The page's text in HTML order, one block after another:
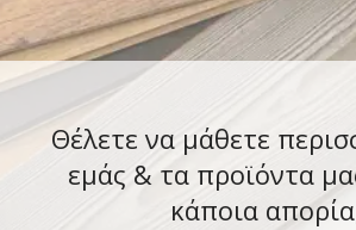
Θέλετε να μάθετε
εμάς & τα προϊόντα
κάποια